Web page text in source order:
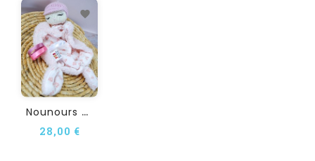
N
Ounours Doudou...
28,00 €